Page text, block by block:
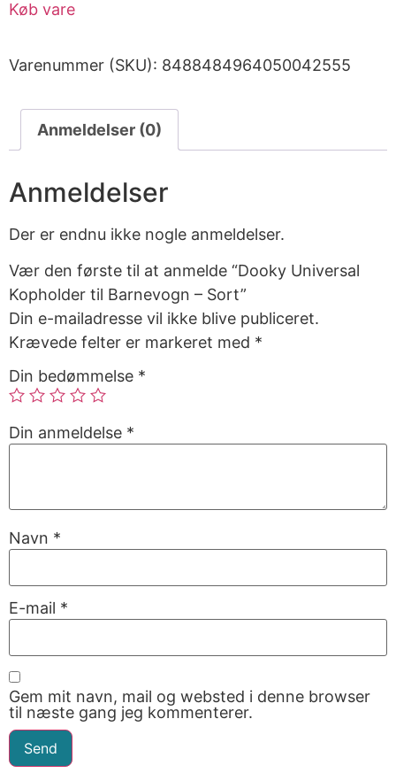
Køb vare
Varenummer (SKU): 8488484964050042555
Anmeldelser (0)
Anmeldelser
Der er endnu ikke nogle anmeldelser.
Vær den første til at anmelde “Dooky Universal
Kopholder til Barnevogn – Sort”
Din e-mailadresse vil ikke blive publiceret.
Krævede felter er markeret med *
Din bedømmelse *
Din anmeldelse *
Navn *
E-mail *
Gem mit navn, mail og websted i denne browser
til næste gang jeg kommenterer.